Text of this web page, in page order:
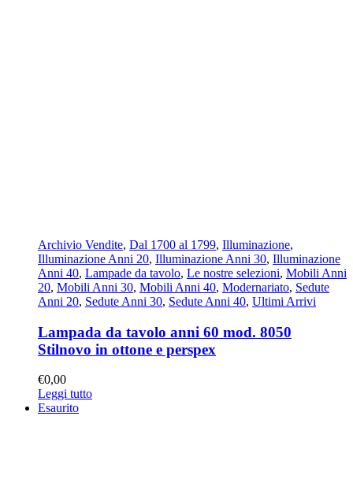
Archivio Vendite, Dal 1700 al 1799, Illuminazione,
Illuminazione Anni 20, Illuminazione Anni 30, Illuminazione
Anni 40, Lampade da tavolo, Le nostre selezioni, Mobili Anni
20, Mobili Anni 30, Mobili Anni 40, Modernariato, Sedute
Anni 20, Sedute Anni 30, Sedute Anni 40, Ultimi Arrivi
Lampada da tavolo anni 60 mod. 8050
Stilnovo in ottone e perspex
€0,00
Leggi tutto
Esaurito